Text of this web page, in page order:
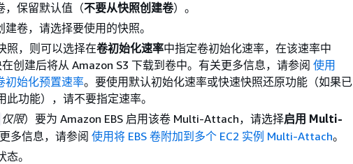
，保留默认值（不要从快照创建卷）。
建卷，请选择要使用的快照。
照，则可以选择在卷初始化速率中指定卷初始化速率，在该速率中
创建后将从 Amazon S3 下载到卷中。有关更多信息，请参阅 使用
初始化预置速率。要使用默认初始化速率或快速快照还原功能（如果已
此功能），请不要指定速率。
仅限）要为 Amazon EBS 启用该卷 Multi-Attach，请选择启用 Multi-
多信息，请参阅 使用将 EBS 卷附加到多个 EC2 实例 Multi-Attach。
。